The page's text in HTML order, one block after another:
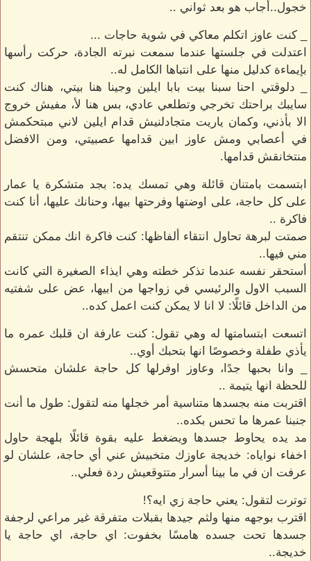
خجول..أجاب هو بعد ثواني ..
_ كنت عاوز اتكلم معاكي في شوية حاجات ...
اعتدلت في جلستها عندما سمعت نبرته الجادة، حركت رأسها
بإيماءة كدليل منها على انتباها الكامل له..
_ دلوقتي احنا سبنا بيت بابا ايلين وجينا هنا بيتي، هناك كنت
سايبك براحتك تخرجي وتطلعي عادي، بس هنا لأ، مفيش خروج
الا بأذني، وكمان ياريت متجادلنيش قدام ايلين لاني مبتحكمش
في أعصابي ومش عاوز ابين قدامها عصبيتي، ومن الافضل
منتخانقش قدامها.
ابتسمت بامتنان قائلة وهي تمسك يده: بجد متشكرة يا عمار
على كل حاجة، على اوضتها وفرحتها بيها، وحنانك عليها، أنا كنت
فاكرة ..
صمتت لبرهة تحاول انتقاء ألفاظها: كنت فاكرة انك ممكن تنتقم
مني فيها..
أستحقر نفسه عندما تذكر خطته وهي ايذاء الصغيرة التي كانت
السبب الاول والرئيسي في زواجها من ابيها، عض على شفتيه
من الداخل قائلًا: لا انا لا يمكن كنت اعمل كده..
اتسعت ابتسامتها له وهي تقول: كنت عارفة ان قلبك عمره ما
يأذي طفلة وخصوصًا انها بتحبك أوي..
_ وانا بحبها جدًا، وعاوز اوفرلها كل حاجة علشان متحسش
للحظة انها يتيمة ..
اقتربت منه بجسدها متناسية أمر خجلها منه لتقول: طول ما أنت
جنبنا عمرها ما تحس بكده..
مد يده يحاوط جسدها ويضغط عليه بقوة قائلًا بلهجة حاول
اخفاء نواياه: خديجة عاوزك متخبيش عني أي حاجة، علشان لو
عرفت ان في ما بينا أسرار متتوقعيش ردة فعلي..
توترت لتقول: يعني حاجة زي ايه؟!
اقترب بوجهه منها ولثم جيدها بقبلات متفرقة غير مراعي لرجفة
جسدها تحت جسده هامسًا بخفوت: اي حاجة، اي حاجة يا
خديجة..